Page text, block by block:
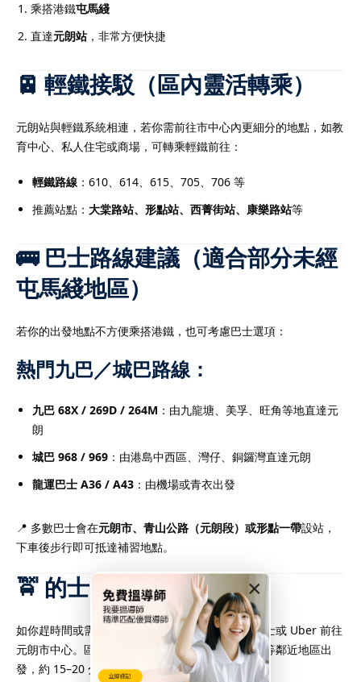
×
乘搭港鐵屯馬綫
直達元朗站，非常方便快捷
🚈 輕鐵接駁（區內靈活轉乘）
元朗站與輕鐵系統相連，若你需前往市中心內更細分的地點，如教
育中心、私人住宅或商場，可轉乘輕鐵前往：
輕鐵路線 ：610、614、615、705、706 等
推薦站點： 大棠路站、形點站、西菁街站、康樂路站等
🚌 巴士路線建議（適合部分未經
屯馬綫地區）
若你的出發地點不方便乘搭港鐵，也可考慮巴士選項：
熱門九巴／城巴路線：
九巴 68X / 269D / 264M ：由九龍塘、美孚、旺角等地直達元
朗
城巴 968 / 969 ：由港島中西區、灣仔、銅鑼灣直達元朗
龍運巴士 A36 / A43 ：由機場或青衣出發
📍 多數巴士會在元朗市、青山公路（元朗段）或形點一帶設站，
下車後步行即可抵達補習地點。
🚖 的士／Uber（彈性高）
如你趕時間或需攜帶較多教材，也可考慮直接搭的士或 Uber 前往
元朗市中心。區內車流通暢，尤其從屯門、天水圍等鄰近地區出
發，約 15–20 分鐘可到。